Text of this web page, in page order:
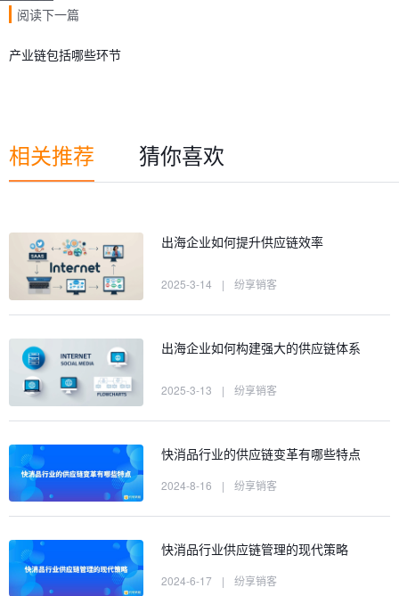
阅读下一篇
产业链包括哪些环节
相关推荐 猜你喜欢
出海企业如何提升供应链效率
2025-3-14 | 纷享销客
出海企业如何构建强大的供应链体系
2025-3-13 | 纷享销客
快消品行业的供应链变革有哪些特点
2024-8-16 | 纷享销客
快消品行业供应链管理的现代策略
2024-6-17 | 纷享销客